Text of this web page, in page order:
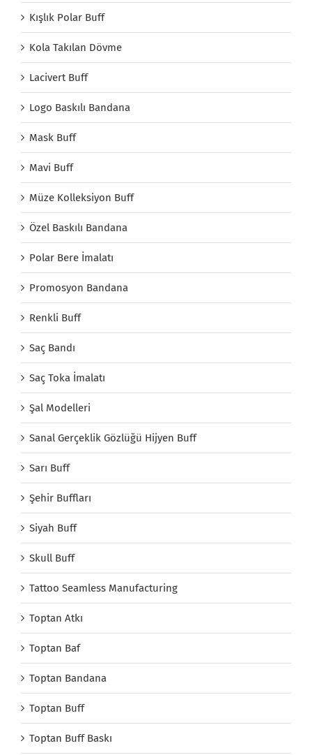
Kışlık Polar Buff
Kola Takılan Dövme
Lacivert Buff
Logo Baskılı Bandana
Mask Buff
Mavi Buff
Müze Kolleksiyon Buff
Özel Baskılı Bandana
Polar Bere İmalatı
Promosyon Bandana
Renkli Buff
Saç Bandı
Saç Toka İmalatı
Şal Modelleri
Sanal Gerçeklik Gözlüğü Hijyen Buff
Sarı Buff
Şehir Buffları
Siyah Buff
Skull Buff
Tattoo Seamless Manufacturing
Toptan Atkı
Toptan Baf
Toptan Bandana
Toptan Buff
Toptan Buff Baskı